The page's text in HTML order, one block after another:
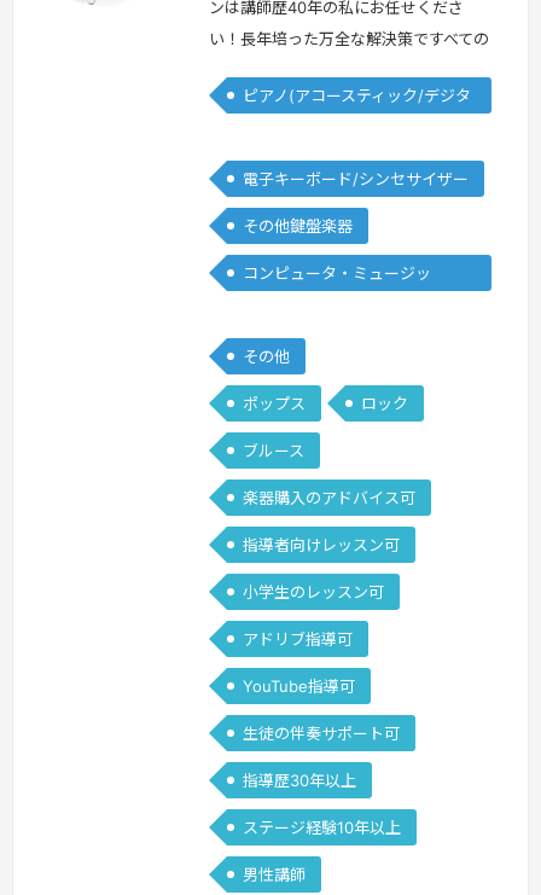
ンは講師歴40年の私にお任せくださ
い！長年培った万全な解決策ですべての
＞学生時代より数々のコンテストに出場
プ、スタジオミュージシャンなど本格的
プロ活動をスタート。音楽コンサルティ
ング、音楽ソフトウエア企画制作、音楽
教室運営、作編曲、プロデュース、国
内/海外デモンストレーション、研修、
ピアノ(アコースティック/デジタ
電子キーボード/シンセサイザー
その他鍵盤楽器
コンピュータ・ミュージッ
その他
ポップス ロック
ブルース
楽器購入のアドバイス可
指導者向けレッスン可
小学生のレッスン可
アドリブ指導可
YouTube指導可
生徒の伴奏サポート可
指導歴30年以上
ステージ経験10年以上
男性講師